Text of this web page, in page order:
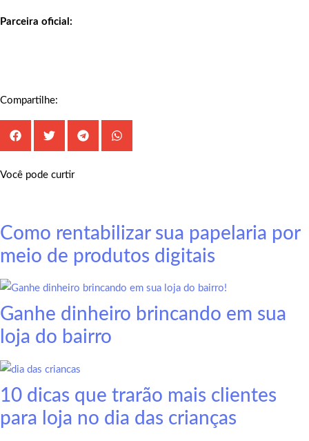
Parceira oficial:
Compartilhe:
Você pode curtir
Como rentabilizar sua papelaria por
meio de produtos digitais
Ganhe dinheiro brincando em sua
loja do bairro
10 dicas que trarão mais clientes
para loja no dia das crianças